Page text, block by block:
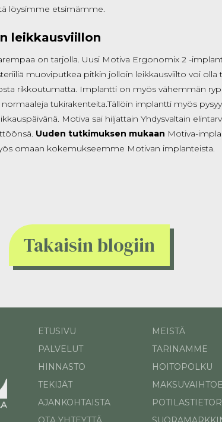
löysimme etsimämme.
leikkausviillon
on tarjolla. Uusi Motiva Ergonomix 2 -
muoviputkea pitkin jolloin leikkausviilto voi
rikkoutumatta. Implantti on myös vähemmän
tukirakenteita.Tällöin implantti myös
Motiva sai hiljattain Yhdysvaltain
Uuden tutkimuksen mukaan Motiva-
omaan kokemukseemme Motivan implanteista.
Takaisin blogiin
ETUSIVU
PALVELUT
HINNASTO
TEKIJÄT
AJANKOHTAISTA
MEISTÄ
TARINAMME
HOITOPOLKU